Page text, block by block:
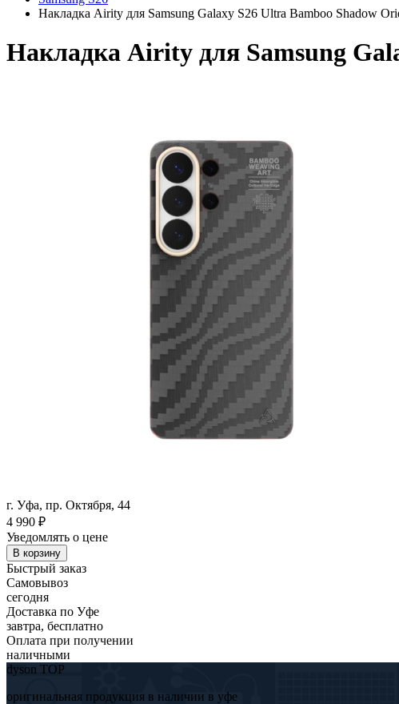
Накладка Airity для Samsung Galaxy S26 Ultra Bamboo Shadow
Накладка Airity для Samsung
г. Уфа, пр. Октября, 44
4 990 ₽
Уведомлять о цене
В корзину
Быстрый заказ
Самовывоз
сегодня
Доставка по Уфе
завтра, бесплатно
Оплата при получении
наличными
dyson TOP
оригинальная продукция в наличии в уфе